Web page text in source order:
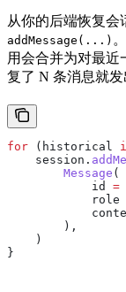
从你的后端恢复会
addMessage(...)
用会合并为对最
复了 N 条消息就发
for (historical
    session.
        Message
(
            id
=
            role
        ),
    )
}